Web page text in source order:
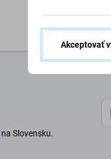
na Slovensku.
Akceptovať